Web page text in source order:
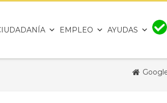
EMPLEO AYUDAS